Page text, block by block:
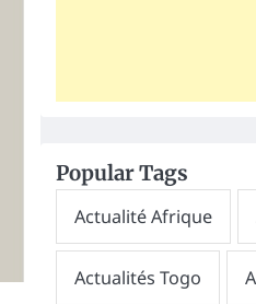
Popular Tags